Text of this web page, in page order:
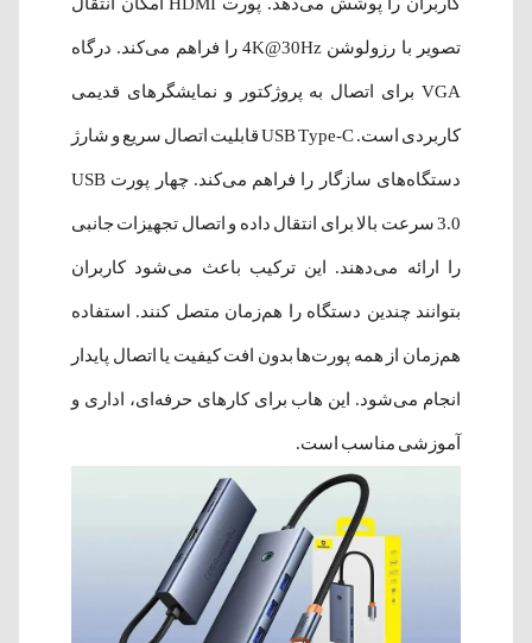
تصویر با رزولوشن 4K@30Hz را فراهم می‌کند. درگاه
VGA برای اتصال به پروژکتور و نمایشگرهای قدیمی
کاربردی است. USB Type-C قابلیت اتصال سریع و شارژ
دستگاه‌های سازگار را فراهم می‌کند. چهار پورت USB
3.0 سرعت بالا برای انتقال داده و اتصال تجهیزات جانبی
را ارائه می‌دهند. این ترکیب باعث می‌شود کاربران
بتوانند چندین دستگاه را هم‌زمان متصل کنند. استفاده
هم‌زمان از همه پورت‌ها بدون افت کیفیت یا اتصال پایدار
انجام می‌شود. این هاب برای کارهای حرفه‌ای، اداری و
آموزشی مناسب است.